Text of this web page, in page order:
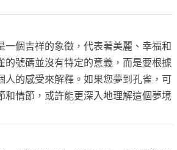
一個吉祥的象徵，代表著美麗、幸福和
的號碼並沒有特定的意義，而是要根據
人的感受來解釋。如果您夢到孔雀，可
和情節，或許能更深入地理解這個夢境